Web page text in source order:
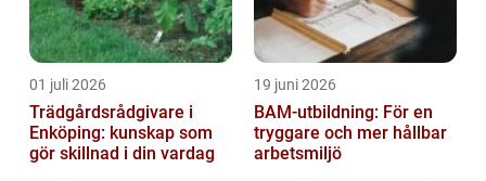
01 juli 2026
Trädgårdsrådgivare i
Enköping: kunskap som
gör skillnad i din vardag
19 juni 2026
BAM-utbildning: För en
tryggare och mer hållbar
arbetsmiljö